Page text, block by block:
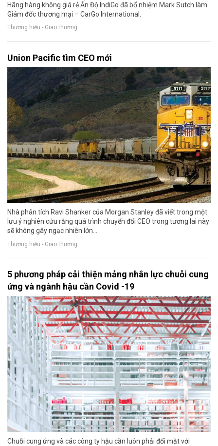
Hãng hàng không giá rẻ Ấn Độ IndiGo đã bổ nhiệm Mark Sutch làm
Giám đốc thương mại – CarGo International.
Thương hiệu - Giao thương
Union Pacific tìm CEO mới
Nhà phân tích Ravi Shanker của Morgan Stanley đã viết trong một
lưu ý nghiên cứu rằng quá trình chuyển đổi CEO trong tương lai này
sẽ không gây ngạc nhiên lớn...
Thương hiệu - Giao thương
5 phương pháp cải thiện mảng nhân lực chuỗi cung
ứng và ngành hậu cần Covid -19
Chuỗi cung ứng và các công ty hậu cần luôn phải đối mặt với